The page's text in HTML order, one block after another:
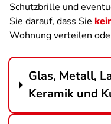
Schutzbrille und
Sie darauf, dass Sie
Wohnung verteilen
Glas, Metall,
Keramik und